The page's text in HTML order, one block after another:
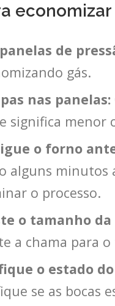
de
gás.
nas panelas:
significa menor
o forno
alguns minutos
o processo.
o tamanho da
a chama para
o estado
se as bocas